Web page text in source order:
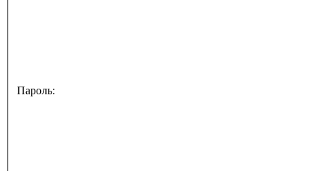
Пароль: